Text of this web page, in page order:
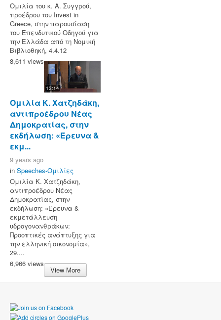
Ομιλία του κ. Α. Συγγρού,
προέδρου του Invest in
Greece, στην παρουσίαση
του Επενδυτικού Οδηγού για
την Ελλάδα από τη Νομική
Βιβλιοθηκή, 4.4.12
8,611 views
13:14
Ομιλία Κ. Χατζηδάκη,
αντιπροέδρου Νέας
Δημοκρατίας, στην
εκδήλωση: «Έρευνα &
εκμ...
9 years ago
in Speeches-Ομιλίες
Ομιλία Κ. Χατζηδάκη,
αντιπροέδρου Νέας
Δημοκρατίας, στην
εκδήλωση: «Έρευνα &
εκμετάλλευση
υδρογονανθράκων:
Προοπτικές ανάπτυξης για
την ελληνική οικονομία»,
29....
6,966 views
View More